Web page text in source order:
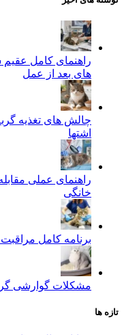
راهنمای کامل عقیم
های بعد از عمل
چالش‌ های تغذیه
اشتها
راهنمای عملی
خانگی
برنامه کامل
مشکلات گوارشی
تازه ها